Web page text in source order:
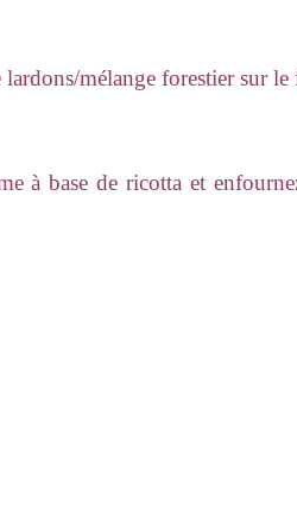
mélange forestier sur le
à base de ricotta et